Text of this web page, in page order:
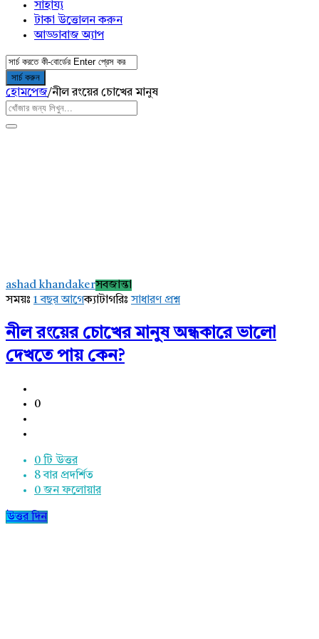
সাহায্য
টাকা উত্তোলন করুন
আড্ডাবাজ অ্যাপ
হোমপেজ/নীল রংয়ের চোখের মানুষ
Latest
প্রশ্ন
ashad khandakerসবজান্তা
সময়ঃ 1 বছর আগেক্যাটাগরিঃসাধারণ প্রশ্ন
নীল রংয়ের চোখের মানুষ অন্ধকারে ভালো
দেখতে পায় কেন?
0
0 টি উত্তর
8বার প্রদর্শিত
0 জন ফলোয়ার
উত্তর দিন